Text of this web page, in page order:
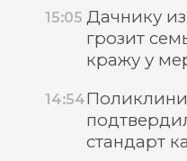
15:05 Дачнику
грозит
кражу у
14:54
стандарт